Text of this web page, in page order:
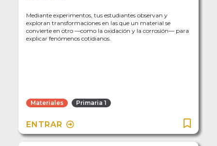
Mediante experimentos, tus estudiantes observan y
exploran transformaciones en las que un material se
convierte en otro —como la oxidación y la corrosión— para
explicar fenómenos cotidianos.
Materiales Primaria 1
ENTRAR